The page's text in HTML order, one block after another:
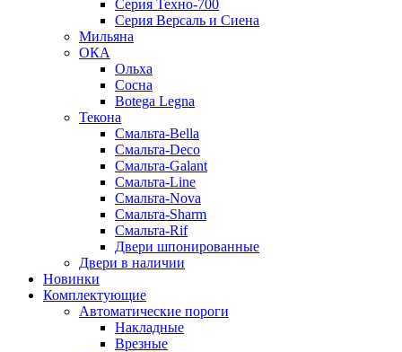
Серия Техно-700
Серия Версаль и Сиена
Мильяна
ОКА
Ольха
Сосна
Botega Legna
Текона
Смальта-Bella
Смальта-Deco
Смальта-Galant
Смальта-Line
Смальта-Nova
Смальта-Sharm
Смальта-Rif
Двери шпонированные
Двери в наличии
Новинки
Комплектующие
Автоматические пороги
Накладные
Врезные